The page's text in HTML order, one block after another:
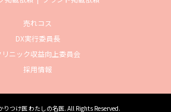
売れコス
DX実行委員長
リニック収益向上委員会
採用情報
りつけ医 わたしの名医. All Rights Reserved.